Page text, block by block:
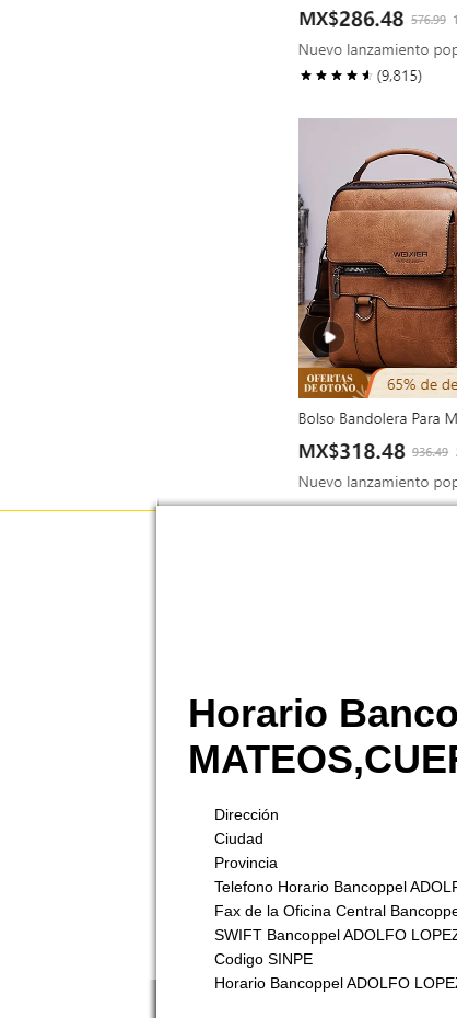
Horario
Dirección
Ciudad
Provincia
Telefono Horario Bancoppel
Fax de la Oficina Central
SWIFT Bancoppel ADOLFO
Codigo SINPE
Horario Bancoppel ADOLFO